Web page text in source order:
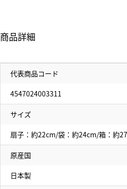
商品詳細
代表商品コード
4547024003311
サイズ
扇子：約22cm/袋：約24cm/箱：約
原産国
日本製